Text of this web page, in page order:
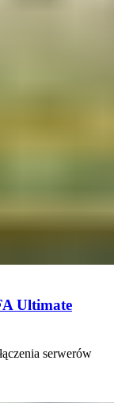
Ultimate
serwerów